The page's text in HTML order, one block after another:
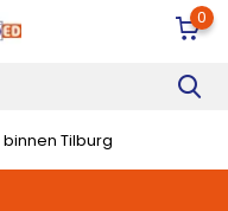
0
Tilburg